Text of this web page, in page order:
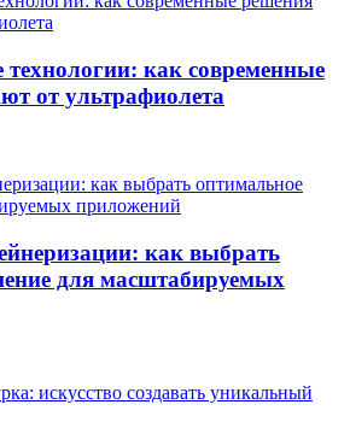
как современные
от ультрафиолета
как выбрать
для масштабируемых